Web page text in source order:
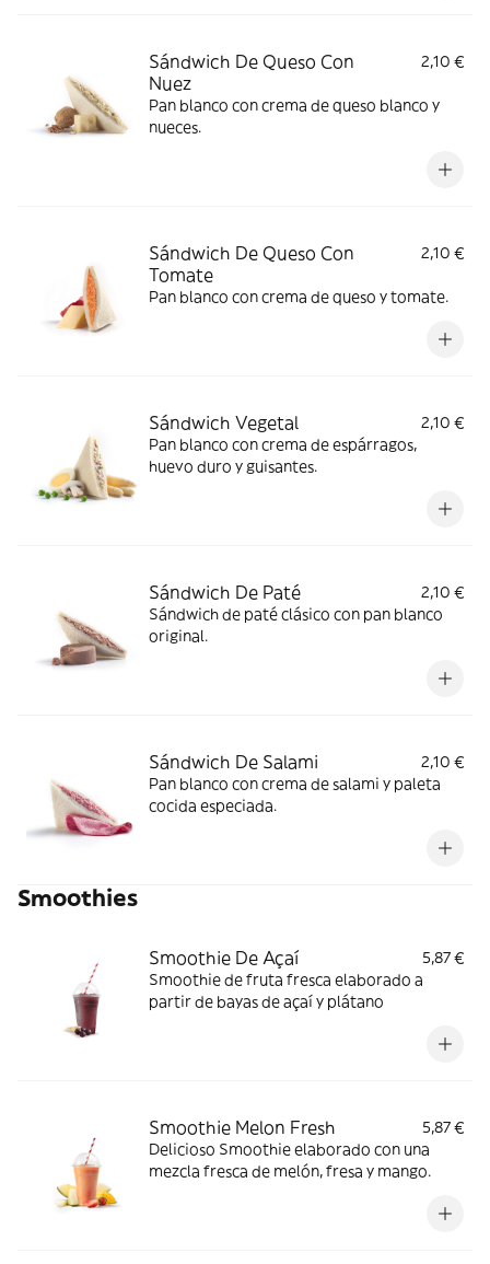
Sándwich De Queso Con
Nuez
2,10 €
Pan blanco con crema de queso blanco y
nueces.
Sándwich De Queso Con
Tomate
2,10 €
Pan blanco con crema de queso y tomate.
Sándwich Vegetal
2,10 €
Pan blanco con crema de espárragos,
huevo duro y guisantes.
Sándwich De Paté
2,10 €
Sándwich de paté clásico con pan blanco
original.
Sándwich De Salami
2,10 €
Pan blanco con crema de salami y paleta
cocida especiada.
Smoothies
Smoothie De Açaí
5,87 €
Smoothie de fruta fresca elaborado a
partir de bayas de açaí y plátano
Smoothie Melon Fresh
5,87 €
Delicioso Smoothie elaborado con una
mezcla fresca de melón, fresa y mango.